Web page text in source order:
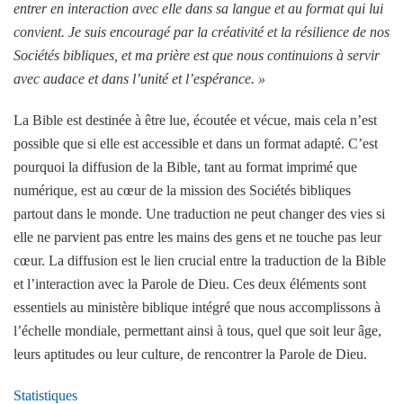
entrer en interaction avec elle dans sa langue et au format qui lui
convient. Je suis encouragé par la créativité et la résilience de nos
Sociétés bibliques, et ma prière est que nous continuions à servir
avec audace et dans l’unité et l’espérance. »
La Bible est destinée à être lue, écoutée et vécue, mais cela n’est
possible que si elle est accessible et dans un format adapté. C’est
pourquoi la diffusion de la Bible, tant au format imprimé que
numérique, est au cœur de la mission des Sociétés bibliques
partout dans le monde. Une traduction ne peut changer des vies si
elle ne parvient pas entre les mains des gens et ne touche pas leur
cœur. La diffusion est le lien crucial entre la traduction de la Bible
et l’interaction avec la Parole de Dieu. Ces deux éléments sont
essentiels au ministère biblique intégré que nous accomplissons à
l’échelle mondiale, permettant ainsi à tous, quel que soit leur âge,
leurs aptitudes ou leur culture, de rencontrer la Parole de Dieu.
Statistiques